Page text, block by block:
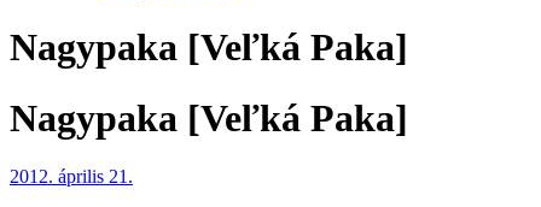
Nagypaka [Veľká Paka]
Nagypaka [Veľká Paka]
2012. április 21.